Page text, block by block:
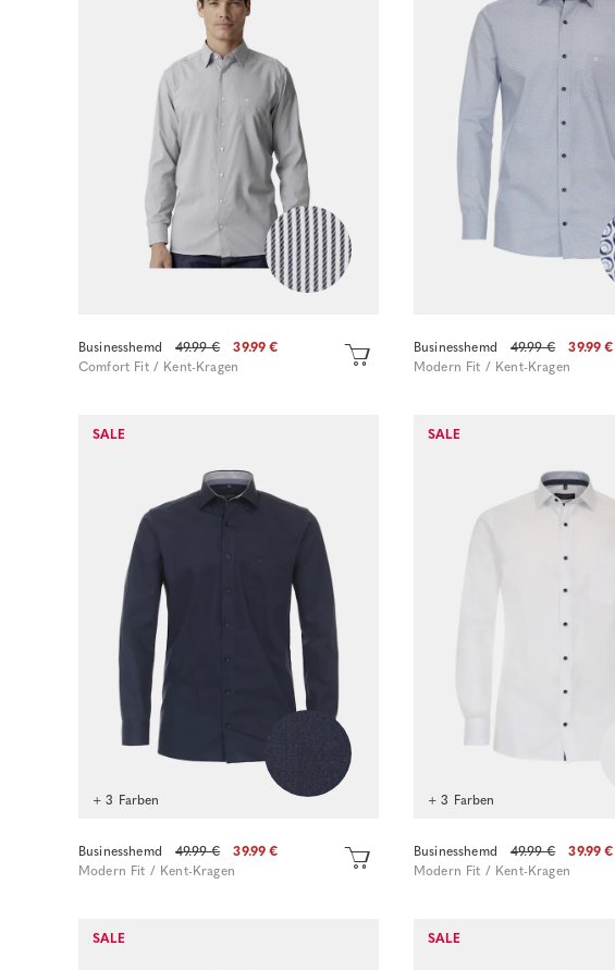
Businesshemd 49.99 €
39.99 €
Comfort Fit / Kent-Kragen
Businesshemd 49.99 €
39.99 €
Modern Fit / Kent-Kragen
SALE
+ 3 Farben
Businesshemd 49.99 €
39.99 €
Modern Fit / Kent-Kragen
SALE
+ 3 Farben
Businesshemd 49.99 €
39.99 €
Modern Fit / Kent-Kragen
SALE SALE